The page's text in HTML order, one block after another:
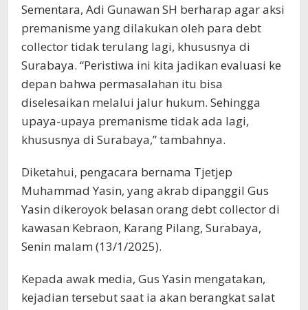
Sementara, Adi Gunawan SH berharap agar aksi
premanisme yang dilakukan oleh para debt
collector tidak terulang lagi, khususnya di
Surabaya. “Peristiwa ini kita jadikan evaluasi ke
depan bahwa permasalahan itu bisa
diselesaikan melalui jalur hukum. Sehingga
upaya-upaya premanisme tidak ada lagi,
khususnya di Surabaya,” tambahnya.
Diketahui, pengacara bernama Tjetjep
Muhammad Yasin, yang akrab dipanggil Gus
Yasin dikeroyok belasan orang debt collector di
kawasan Kebraon, Karang Pilang, Surabaya,
Senin malam (13/1/2025).
Kepada awak media, Gus Yasin mengatakan,
kejadian tersebut saat ia akan berangkat salat